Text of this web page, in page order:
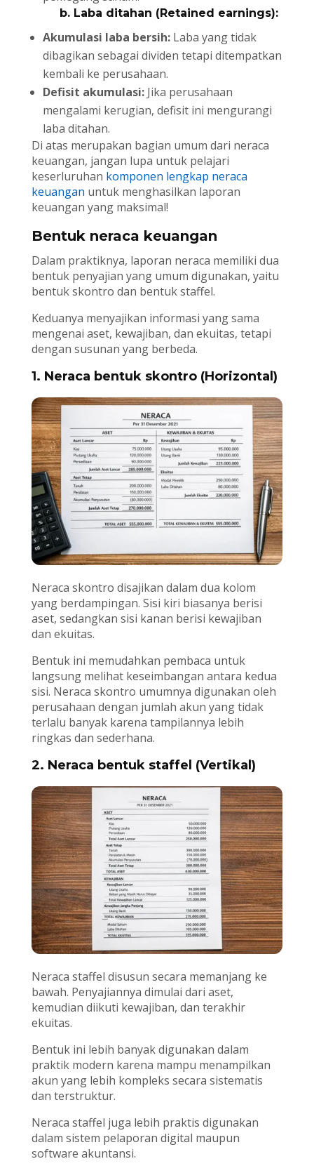
b. Laba ditahan (Retained earnings):
Akumulasi laba bersih:Laba yang tidak
dibagikan sebagai dividen tetapi ditempatkan
kembali ke perusahaan.
Defisit akumulasi:Jika perusahaan
mengalami kerugian, defisit ini mengurangi
laba ditahan.
Di atas merupakan bagian umum dari neraca
keuangan, jangan lupa untuk pelajari
keserluruhan komponen lengkap neraca
keuangan untuk menghasilkan laporan
keuangan yang maksimal!
Bentuk neraca keuangan
Dalam praktiknya, laporan neraca memiliki dua
bentuk penyajian yang umum digunakan, yaitu
bentuk skontro dan bentuk staffel.
Keduanya menyajikan informasi yang sama
mengenai aset, kewajiban, dan ekuitas, tetapi
dengan susunan yang berbeda.
1. Neraca bentuk skontro (Horizontal)
Neraca skontro disajikan dalam dua kolom
yang berdampingan. Sisi kiri biasanya berisi
aset, sedangkan sisi kanan berisi kewajiban
dan ekuitas.
Bentuk ini memudahkan pembaca untuk
langsung melihat keseimbangan antara kedua
sisi. Neraca skontro umumnya digunakan oleh
perusahaan dengan jumlah akun yang tidak
terlalu banyak karena tampilannya lebih
ringkas dan sederhana.
2. Neraca bentuk staffel (Vertikal)
Neraca staffel disusun secara memanjang ke
bawah. Penyajiannya dimulai dari aset,
kemudian diikuti kewajiban, dan terakhir
ekuitas.
Bentuk ini lebih banyak digunakan dalam
praktik modern karena mampu menampilkan
akun yang lebih kompleks secara sistematis
dan terstruktur.
Neraca staffel juga lebih praktis digunakan
dalam sistem pelaporan digital maupun
software akuntansi.